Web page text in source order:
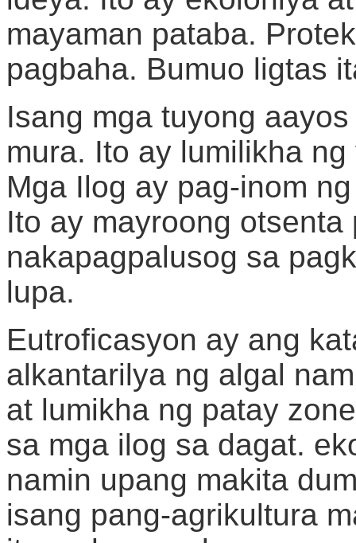
mayaman pataba.
pagbaha. Bumuo ligtas
Isang mga tuyong
mura. Ito ay lumilikha
Mga Ilog ay pag-inom
Ito ay mayroong
nakapagpalusog sa
lupa.
Eutroficasyon ay ang
alkantarilya ng algal
at lumikha ng patay
sa mga ilog sa dagat.
namin upang makita
isang pang-agrikultura